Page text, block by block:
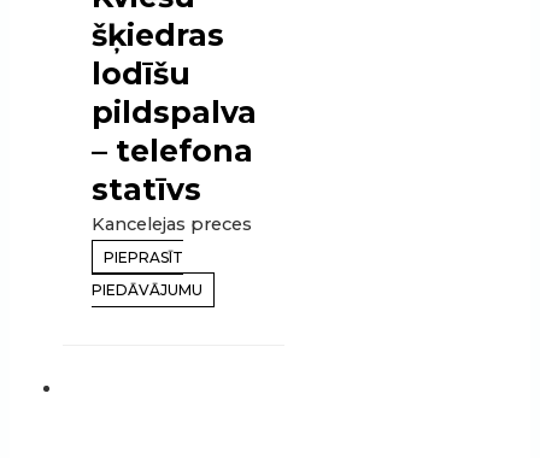
šķiedras
lodīšu
pildspalva
– telefona
statīvs
Kancelejas preces
PIEPRASĪT
PIEDĀVĀJUMU